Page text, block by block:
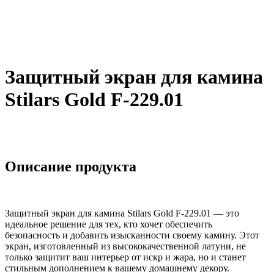
Защитный экран для камина
Stilars Gold F-229.01
Описание продукта
Защитный экран для камина Stilars Gold F-229.01 — это
идеальное решение для тех, кто хочет обеспечить
безопасность и добавить изысканности своему камину. Этот
экран, изготовленный из высококачественной латуни, не
только защитит ваш интерьер от искр и жара, но и станет
стильным дополнением к вашему домашнему декору.